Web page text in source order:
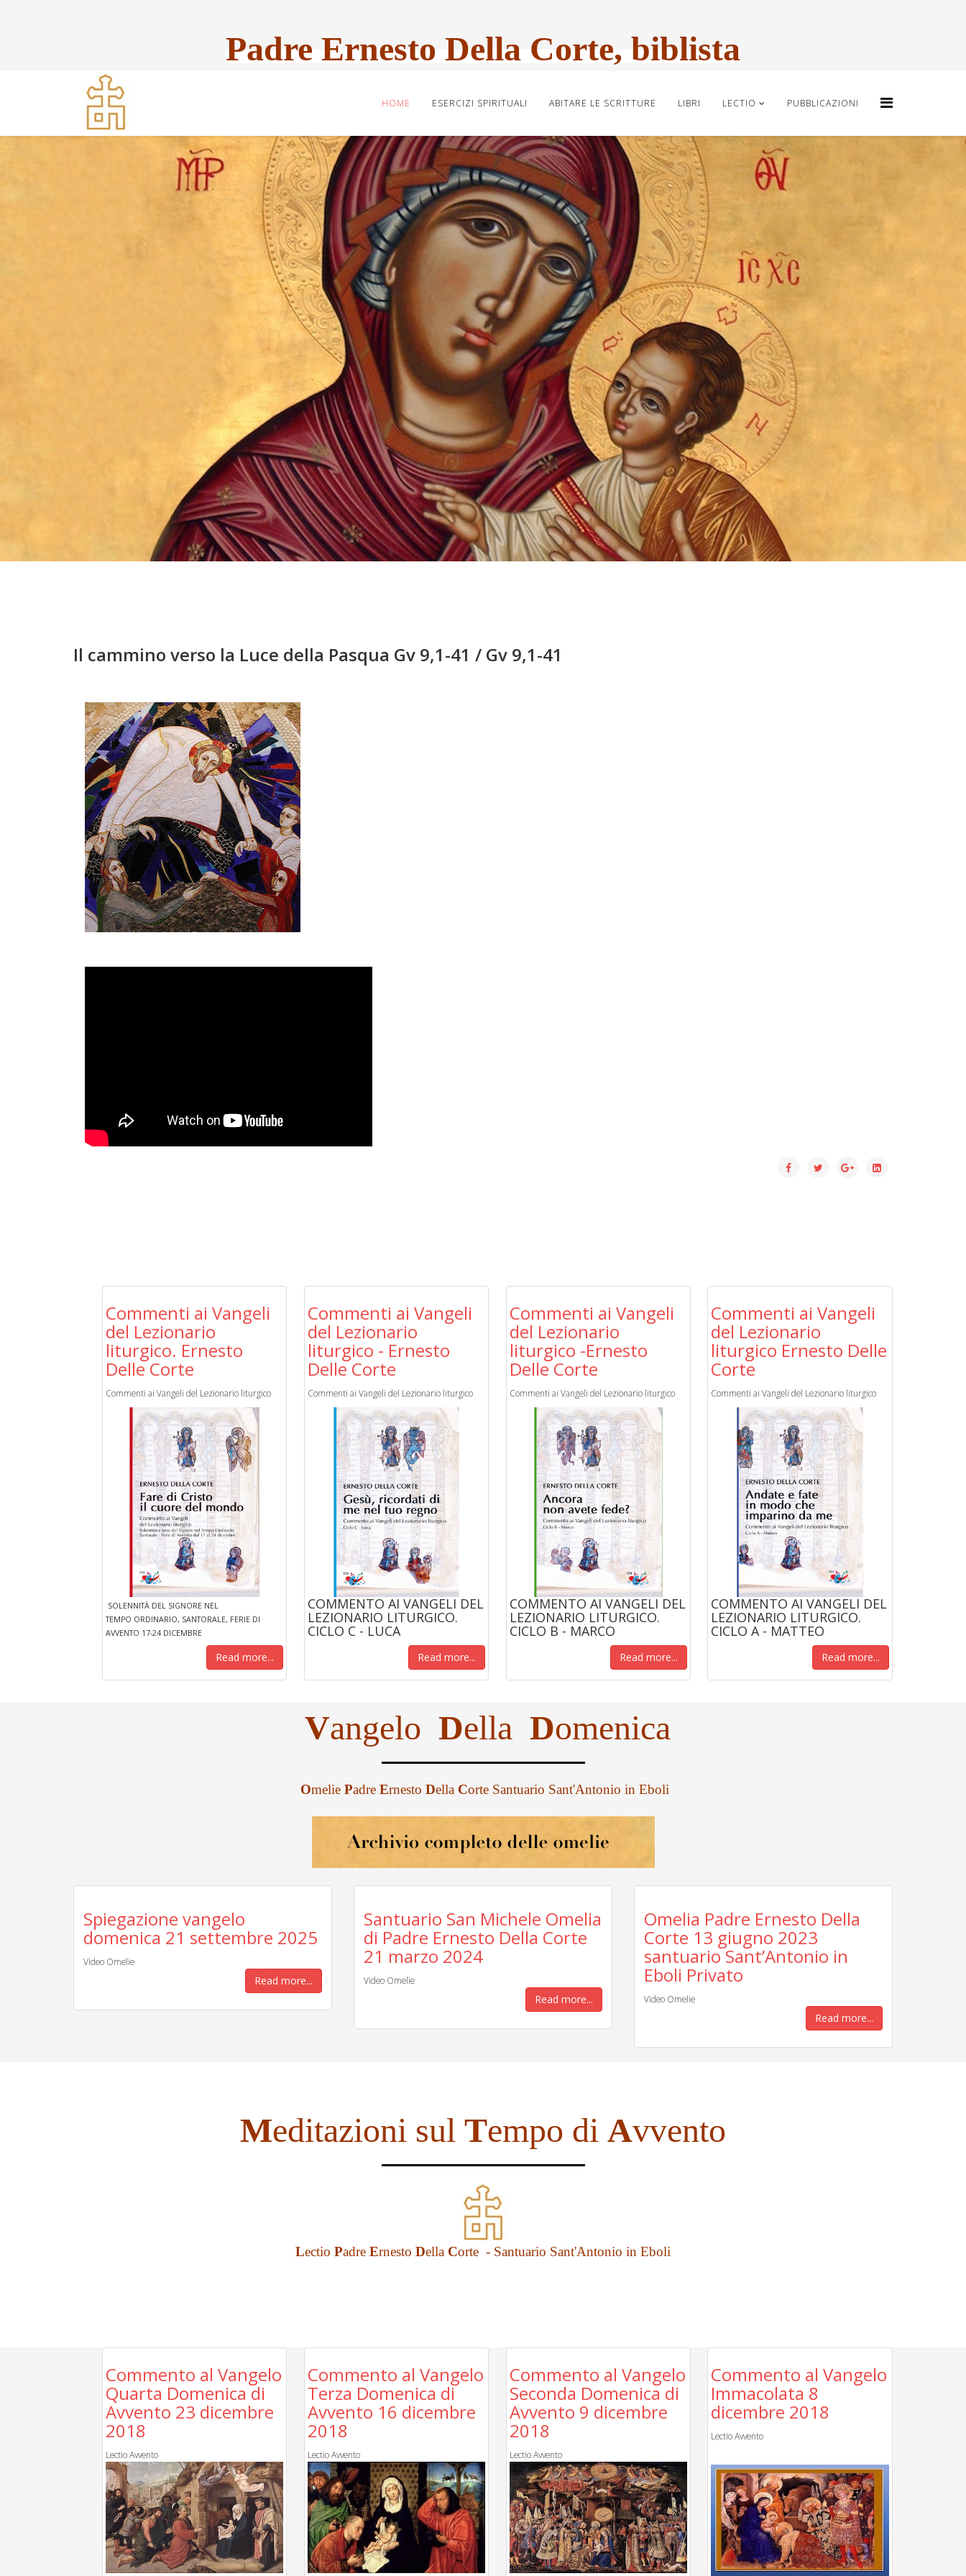
Padre Ernesto Della Corte, biblista
HOME ESERCIZI SPIRITUALI ABITARE LE SCRITTURE LIBRI LECTIO PUBBLICAZIONI
Il cammino verso la Luce della Pasqua Gv 9,1-41 / Gv 9,1-41
Commenti ai Vangeli
del Lezionario
liturgico. Ernesto
Delle Corte
Commenti ai Vangeli del Lezionario liturgico
SOLENNITÀ DEL SIGNORE NEL
TEMPO ORDINARIO, SANTORALE, FERIE DI
AVVENTO 17-24 DICEMBRE
Read more...
Commenti ai Vangeli
del Lezionario
liturgico - Ernesto
Delle Corte
Commenti ai Vangeli del Lezionario liturgico
COMMENTO AI VANGELI DEL
LEZIONARIO LITURGICO.
CICLO C - LUCA
Read more...
Commenti ai Vangeli
del Lezionario
liturgico -Ernesto
Delle Corte
Commenti ai Vangeli del Lezionario liturgico
COMMENTO AI VANGELI DEL
LEZIONARIO LITURGICO.
CICLO B - MARCO
Read more...
Commenti ai Vangeli
del Lezionario
liturgico Ernesto Delle
Corte
Commenti ai Vangeli del Lezionario liturgico
COMMENTO AI VANGELI DEL
LEZIONARIO LITURGICO.
CICLO A - MATTEO
Read more...
Vangelo Della Domenica
Omelie Padre Ernesto Della Corte Santuario Sant'Antonio in Eboli
Spiegazione vangelo
domenica 21 settembre 2025
Video Omelie
Read more...
Santuario San Michele Omelia
di Padre Ernesto Della Corte
21 marzo 2024
Video Omelie
Read more...
Omelia Padre Ernesto Della
Corte 13 giugno 2023
santuario Sant’Antonio in
Eboli Privato
Video Omelie
Read more...
Meditazioni sul Tempo di Avvento
Lectio Padre Ernesto Della Corte - Santuario Sant'Antonio in Eboli
Commento al Vangelo
Quarta Domenica di
Avvento 23 dicembre
2018
Lectio Avvento
Commento al Vangelo
Terza Domenica di
Avvento 16 dicembre
2018
Lectio Avvento
Commento al Vangelo
Seconda Domenica di
Avvento 9 dicembre
2018
Lectio Avvento
Commento al Vangelo
Immacolata 8
dicembre 2018
Lectio Avvento